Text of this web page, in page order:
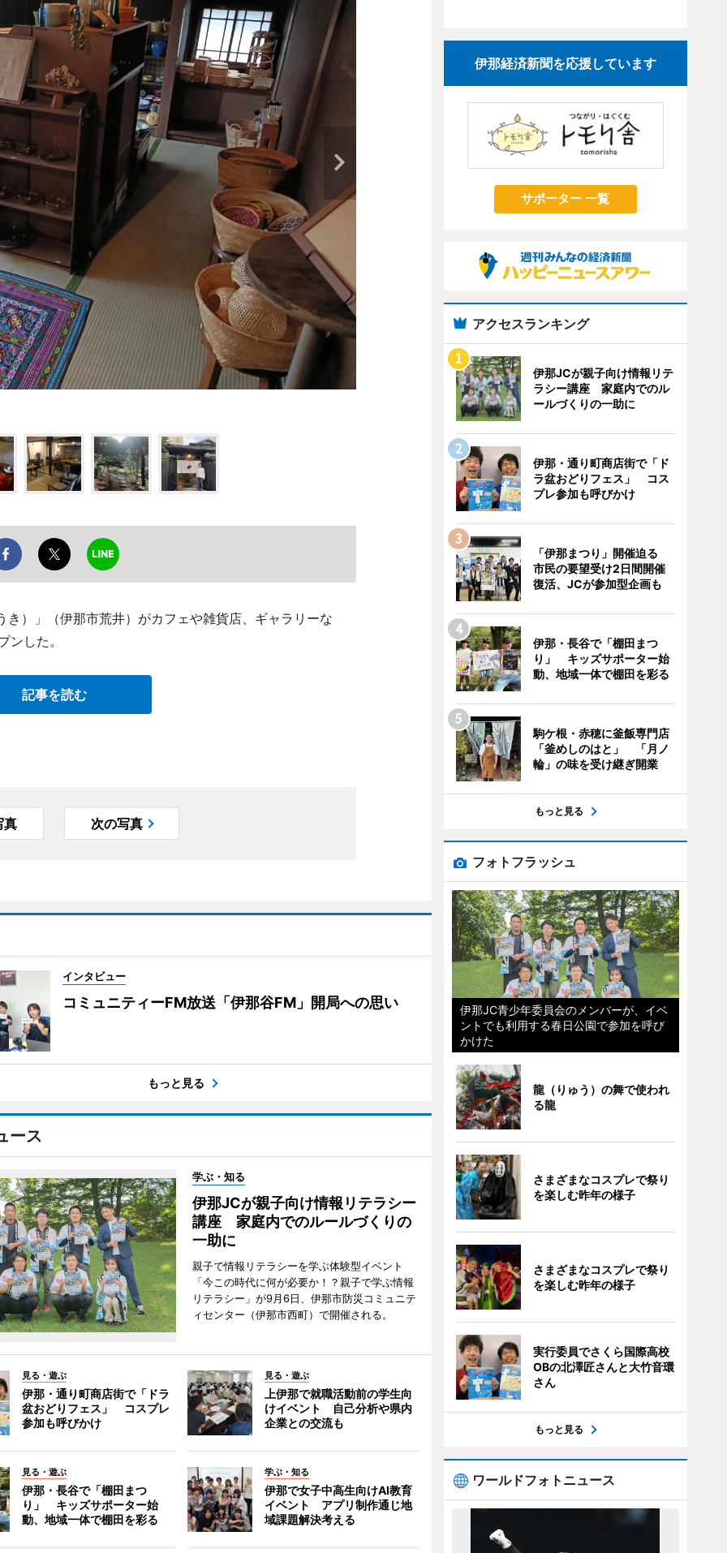
）」（伊那市荒井）がカフェや雑貨店、ギャラリーな
した。
記事を読む
真 次の写真
インタビュー
コミュニティーFM放送「伊那谷FM」開局への思い
もっと見る
ース
学ぶ・知る
伊那JCが親子向け情報リテラシー
講座 家庭内でのルールづくりの
一助に
親子で情報リテラシーを学ぶ体験型イベント
「今この時代に何が必要か！？親子で学ぶ情報
リテラシー」が9月6日、伊那市防災コミュニテ
ィセンター（伊那市西町）で開催される。
見る・遊ぶ
伊那・通り町商店街で「ドラ
盆おどりフェス」 コスプレ
参加も呼びかけ
見る・遊ぶ
上伊那で就職活動前の学生向
けイベント 自己分析や県内
企業との交流も
見る・遊ぶ
伊那・長谷で「棚田まつ
り」 キッズサポーター始
動、地域一体で棚田を彩る
学ぶ・知る
伊那で女子中高生向けAI教育
イベント アプリ制作通じ地
域課題解決考える
伊那経済新聞を応援しています
サポーター 一覧
アクセスランキング
伊那JCが親子向け情報リテ
ラシー講座 家庭内でのル
ールづくりの一助に
伊那・通り町商店街で「ド
ラ盆おどりフェス」 コス
プレ参加も呼びかけ
「伊那まつり」開催迫る
市民の要望受け2日間開催
復活、JCが参加型企画も
伊那・長谷で「棚田まつ
り」 キッズサポーター始
動、地域一体で棚田を彩る
駒ケ根・赤穂に釜飯専門店
「釜めしのはと」 「月ノ
輪」の味を受け継ぎ開業
もっと見る
フォトフラッシュ
伊那JC青少年委員会のメンバーが、イベ
ントでも利用する春日公園で参加を呼び
かけた
龍（りゅう）の舞で使われ
る龍
さまざまなコスプレで祭り
を楽しむ昨年の様子
さまざまなコスプレで祭り
を楽しむ昨年の様子
実行委員でさくら国際高校
OBの北澤匠さんと大竹音環
さん
もっと見る
ワールドフォトニュース